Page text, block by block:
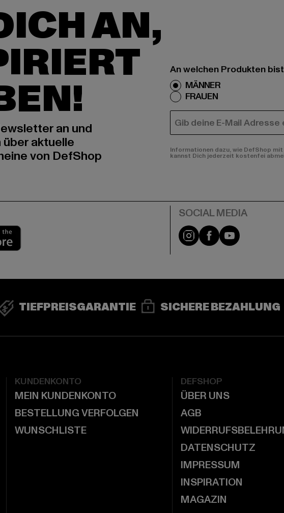
AN,
an und
aktuelle
von DefShop
An welchen Produkten
MÄNNER
FRAUEN
E-MAIL
Informationen dazu, wie DefShop
kannst Dich jederzeit kostenfei
Instagram
FacebookYouTube
TIEFPREISGARANTIE SICHERE BEZAHLUNG
KUNDENKONTO
MEIN KUNDENKONTO
BESTELLUNG VERFOLGEN
WUNSCHLISTE
DEFSHOP
ÜBER UNS
AGB
DATENSCHUTZ
IMPRESSUM
INSPIRATION
MAGAZIN